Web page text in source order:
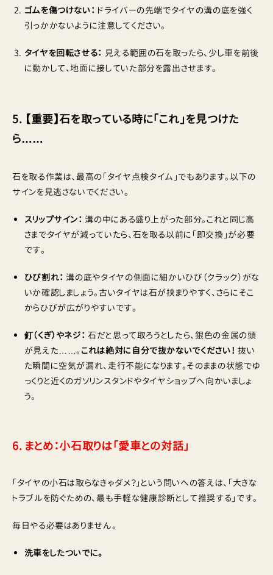
ゴムを傷つけない： ドライバーの先端でタイヤの溝の底を強く
引っかかないように注意してください。
タイヤを回転させる： 見える範囲の石を取ったら、少し車を前後
に動かして、地面に接していた部分を露出させます。
5. 【重要】石を取っている時に「これ」を見つけた
ら……
石を取る作業は、最高の「タイヤ点検タイム」でもあります。以下の
サインを見逃さないでください。
スリップサイン： 溝の中にある盛り上がった部分。これと同じ高
さまでタイヤが減っていたら、石を取る以前に「即交換」が必要
です。
ひび割れ： 溝の底やタイヤの側面に細かいひび（クラック）がな
いか確認しましょう。古いタイヤは石が挟まりやすく、さらにそこ
からひびが広がりやすいです。
釘（くぎ）やネジ： 石だと思って取ろうとしたら、銀色の金属の頭
が見えた……。 これは絶対に自分で抜かないでください！ 抜い
た瞬間に空気が漏れ、走行不能になります。そのままの状態でゆ
っくりと近くのガソリンスタンドやタイヤショップへ向かいましょ
う。
6. まとめ：小石取りは「愛車との対話」
「タイヤの小石は取らなきゃダメ？」という問いへの答えは、「大きな
トラブルを防ぐための、最も手軽な健康診断として推奨する」です。
毎日やる必要はありません。
洗車をしたついでに。